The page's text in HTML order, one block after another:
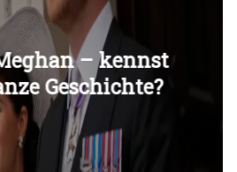
Überspringen